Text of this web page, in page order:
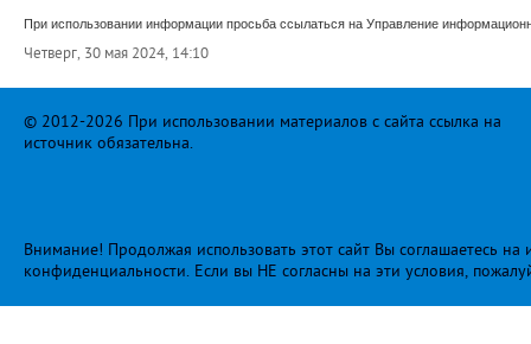
При использовании информации просьба ссылаться на Управление
Четверг, 30 мая 2024, 14:10
© 2012-2026 При использовании материалов с сайта ссылка на
источник обязательна.
Внимание! Продолжая использовать этот сайт Вы соглашаетесь
конфиденциальности . Если вы НЕ согласны на эти условия,